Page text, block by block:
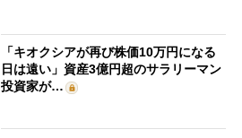
「キオクシアが再び株価10万円になる
日は遠い」資産3億円超のサラリーマン
投資家が…